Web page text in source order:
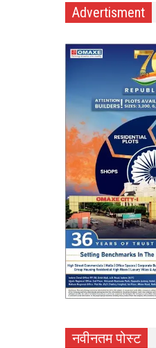
Advertisment
नवीनतम पोस्ट